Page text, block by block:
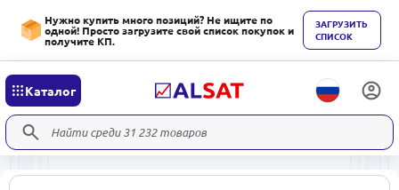
Нужно купить много позиций? Не ищите по
одной! Просто загрузите свой список покупок и
получите КП.
ЗАГРУЗИТЬ
СПИСОК
Каталог